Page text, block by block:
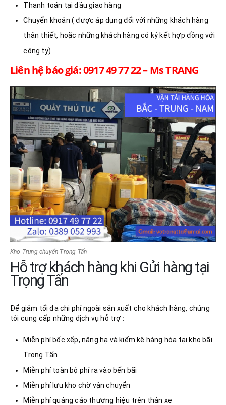
Thanh toán tại đầu giao hàng
Chuyển khoản ( được áp dụng đối với những khách hàng
thân thiết, hoặc những khách hàng có ký kết hợp đồng với
công ty)
Liên hệ báo giá: 0917 49 77 22 – Ms TRANG
Kho Trung chuyển Trọng Tấn
Hỗ trợ khách hàng khi Gửi hàng tại
Trọng Tấn
Để giảm tối đa chi phí ngoài sản xuất cho khách hàng, chúng
tôi cung cấp những dịch vụ hỗ trợ :
Miễn phí bốc xếp, nâng hạ và kiểm kê hàng hóa tại kho bãi
Trọng Tấn
Miễn phí toàn bộ phí ra vào bến bãi
Miễn phí lưu kho chờ vận chuyển
Miễn phí quảng cáo thương hiệu trên thân xe